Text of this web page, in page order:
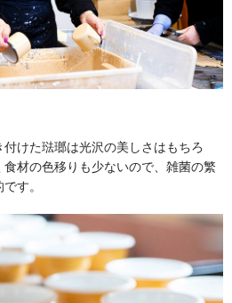
クセサリー
炉台・炉壁
ツール
グ・ブランケット
ログホルダー
けた琺瑯は光沢の美しさはもちろ
材の色移りも少ないので、雑菌の繁
す。